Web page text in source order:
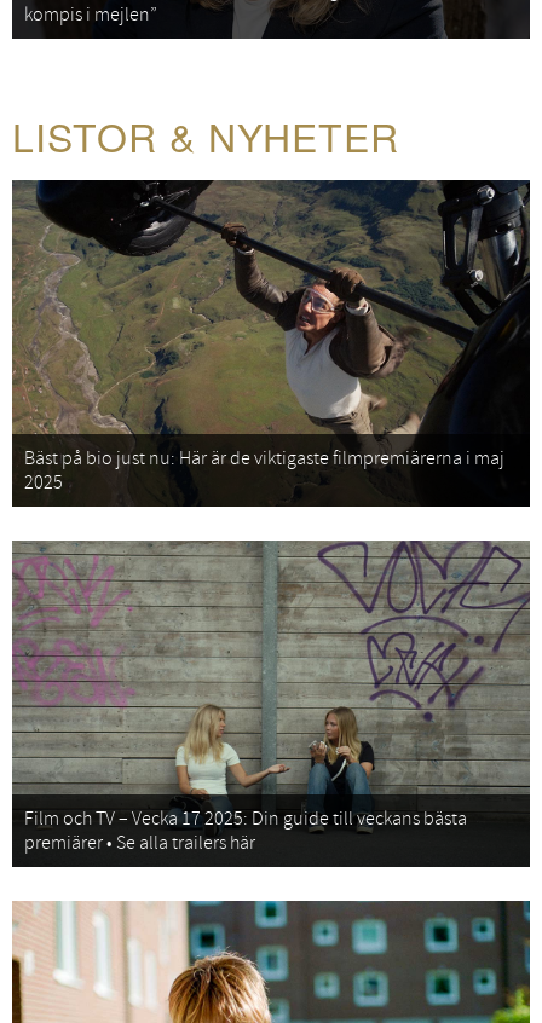
kompis i mejlen”
LISTOR & NYHETER
Bäst på bio just nu: Här är de viktigaste filmpremiärerna i maj
2025
Film och TV – Vecka 17 2025: Din guide till veckans bästa
premiärer • Se alla trailers här